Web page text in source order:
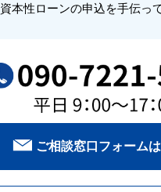
資本性ローンの申込を手伝っ
ご相談窓口フォーム